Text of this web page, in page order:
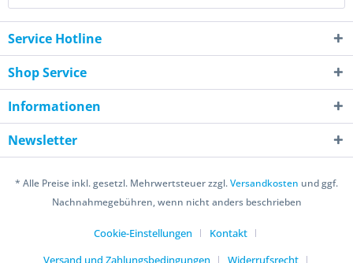
Service Hotline
Shop Service
Informationen
Newsletter
* Alle Preise inkl. gesetzl. Mehrwertsteuer zzgl.Versandkosten und ggf.
Nachnahmegebühren, wenn nicht anders beschrieben
Cookie-Einstellungen
Kontakt
Versand und Zahlungsbedingungen
Widerrufsrecht